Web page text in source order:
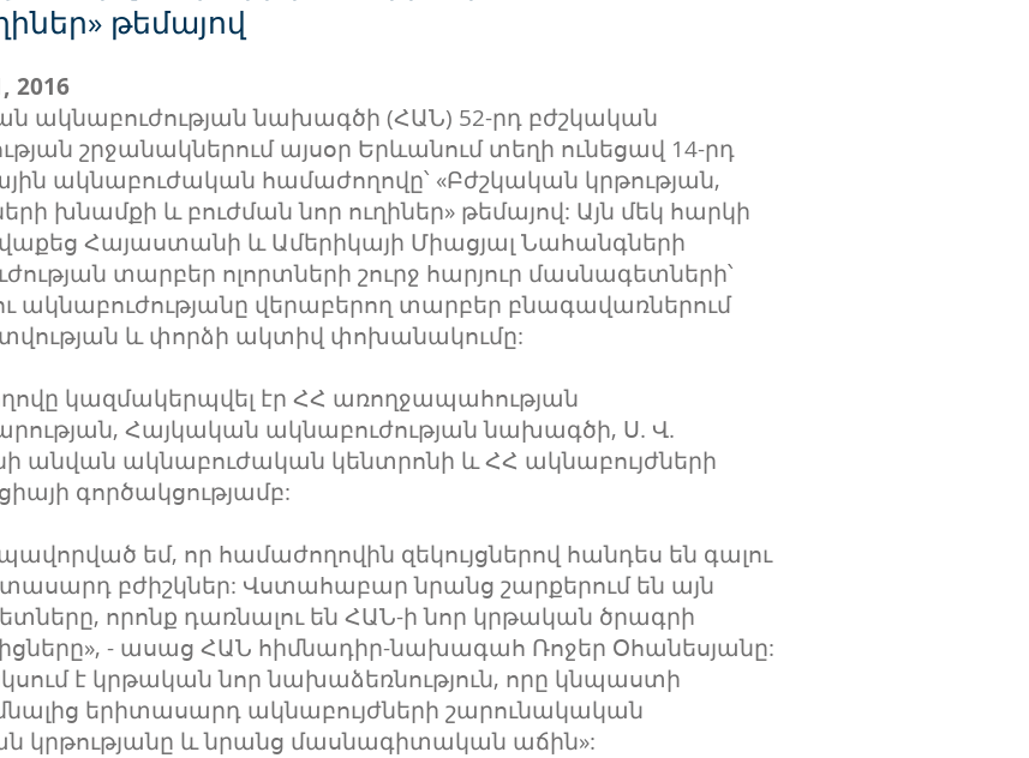
թեմայով
2016
ակնաբուժության նախագծի (ՀԱՆ) 52-րդ բժշկական
շրջանակներում այսօր Երևանում տեղի ունեցավ 14-րդ
ակնաբուժական համաժողովը՝ «Բժշկական կրթության,
խնամքի և բուժման նոր ուղիներ» թեմայով: Այն մեկ հարկի
Հայաստանի և Ամերիկայի Միացյալ Նահանգների
տարբեր ոլորտների շուրջ հարյուր մասնագետների՝
ակնաբուժությանը վերաբերող տարբեր բնագավառներում
և փորձի ակտիվ փոխանակումը:
կազմակերպվել էր ՀՀ առողջապահության
Հայկական ակնաբուժության նախագծի, Ս. Վ.
անվան ակնաբուժական կենտրոնի և ՀՀ ակնաբույժների
գործակցությամբ:
եմ, որ համաժողովին զեկույցներով հանդես են գալու
բժիշկներ: Վստահաբար նրանց շարքերում են այն
որոնք դառնալու են ՀԱՆ-ի նոր կրթական ծրագրի
- ասաց ՀԱՆ հիմնադիր-նախագահ Ռոջեր Օհանեսյանը:
է կրթական նոր նախաձեռնություն, որը կնպաստի
երիտասարդ ակնաբույժների շարունակական
կրթությանը և նրանց մասնագիտական աճին»: